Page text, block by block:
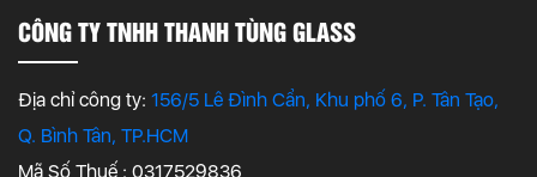
CÔNG TY TNHH THANH TÙNG GLASS
Địa chỉ công ty: 156/5 Lê Đình Cẩn, Khu phố 6, P. Tân Tạo,
Q. Bình Tân, TP.HCM
Mã Số Thuế : 0317529836